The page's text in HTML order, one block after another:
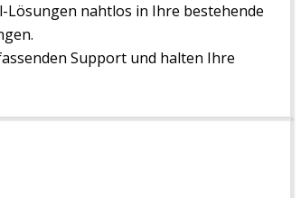
Lösungen nahtlos in Ihre bestehende
Support und halten Ihre